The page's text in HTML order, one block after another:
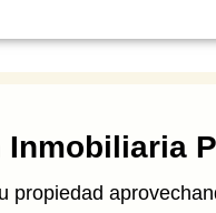
Inmobiliaria